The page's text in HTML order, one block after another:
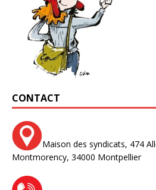
CONTACT
Maison des syndicats, 474
Montmorency, 34000 Montpellier